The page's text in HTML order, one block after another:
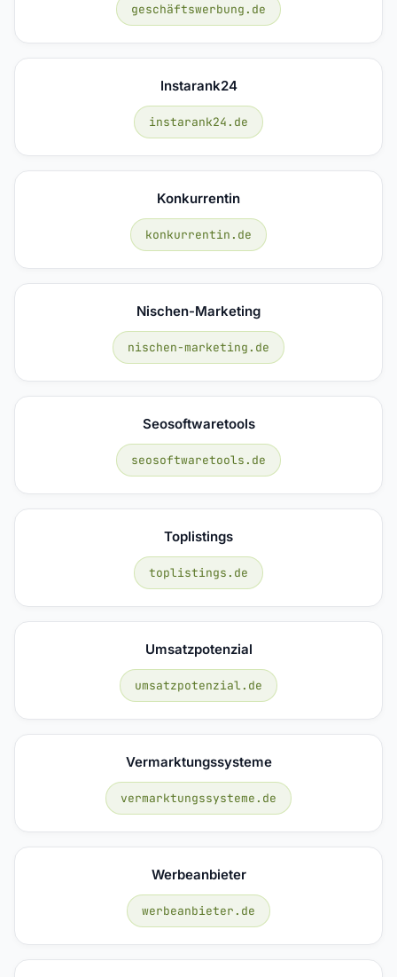
geschäftswerbung.de
Instarank24
instarank24.de
Konkurrentin
konkurrentin.de
Nischen-Marketing
nischen-marketing.de
Seosoftwaretools
seosoftwaretools.de
Toplistings
toplistings.de
Umsatzpotenzial
umsatzpotenzial.de
Vermarktungssysteme
vermarktungssysteme.de
Werbeanbieter
werbeanbieter.de